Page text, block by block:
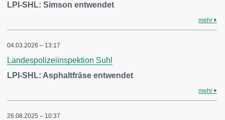
LPI-SHL: Simson entwendet
mehr
04.03.2026 – 13:17
Landespolizeiinspektion Suhl
LPI-SHL: Asphaltfräse entwendet
mehr
26.08.2025 – 10:37